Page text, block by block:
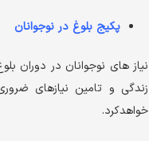
پکیج بلوغ در نوجوانان
نیاز های نوجوانان در دوران
زندگی و تامین نیازهای
خواهدکرد.